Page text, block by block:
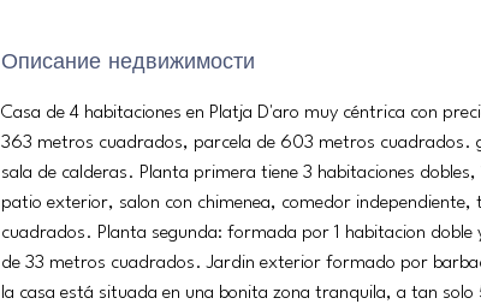
Описание недвижимости
Casa de 4 habitaciones en Platja D'aro muy céntrica con
363 metros cuadrados, parcela de 603 metros cuadrados.
sala de calderas. Planta primera tiene 3 habitaciones dobles,
patio exterior, salon con chimenea, comedor
cuadrados. Planta segunda: formada por 1 habitacion
de 33 metros cuadrados. Jardin exterior formado por
la casa está situada en una bonita zona tranquila, a tan